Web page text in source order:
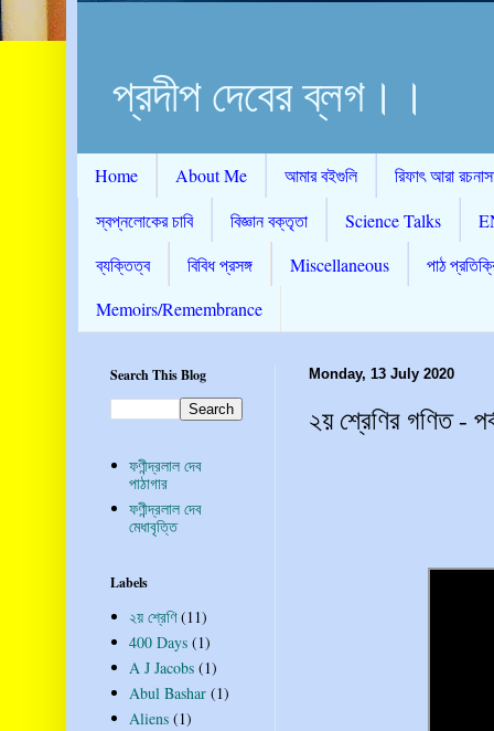
প্রদীপ দেবের ব্লগ।।
Home About Me আমার বইগুলি
রিফাৎ আরা
স্বপ্নলোকের চাবি
বিজ্ঞান বক্তৃতা Science Talks
ব্যক্তিত্ব
বিবিধ প্রসঙ্গ Miscellaneous
পাঠ
Memoirs/Remembrance
Monday, 13 July 2020
২য় শ্রেণির গণিত -
Search This Blog
ফণীন্দ্রলাল দেব
পাঠাগার
ফণীন্দ্রলাল দেব
মেধাবৃত্তি
Labels
২য় শ্রেণি (11)
400 Days (1)
A J Jacobs (1)
Abul Bashar (1)
Aliens (1)